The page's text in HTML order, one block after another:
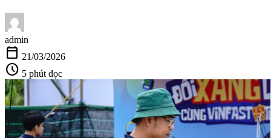
admin
calendar_today 21/03/2026
schedule 5 phút đọc